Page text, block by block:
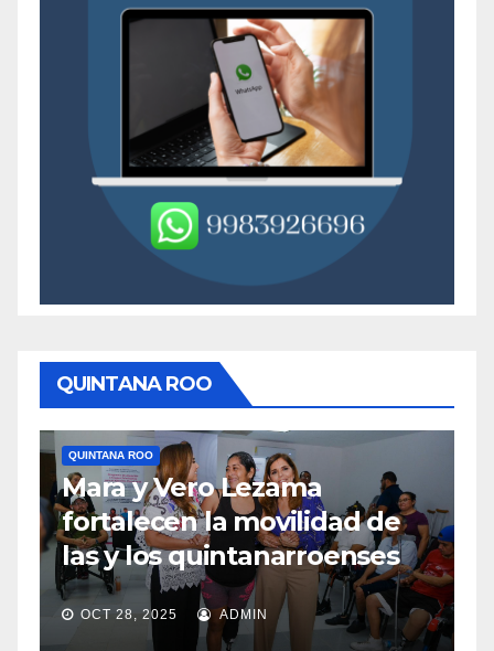
QUINTANA ROO
QUINTANA ROO
Mara y Vero Lezama
fortalecen la movilidad de
las y los quintanarroenses
OCT 28, 2025 ADMIN